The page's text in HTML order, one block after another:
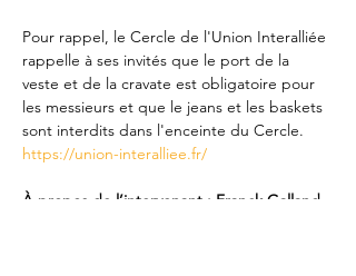
Pour rappel, le Cercle de l'Union Interalliée
rappelle à ses invités que le port de la
veste et de la cravate est obligatoire pour
les messieurs et que le jeans et les baskets
sont interdits dans l'enceinte du Cercle.
https://union-interalliee.fr/
À propos de l’intervenant : Franck Galland